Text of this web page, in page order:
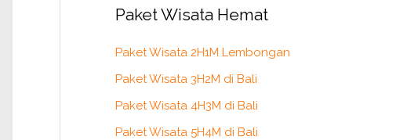
Paket Wisata Hemat
Paket Wisata 2H1M Lembongan
Paket Wisata 3H2M di Bali
Paket Wisata 4H3M di Bali
Paket Wisata 5H4M di Bali